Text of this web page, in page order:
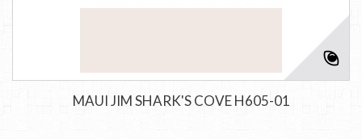
MAUI JIM SHARK'S COVE H605-01